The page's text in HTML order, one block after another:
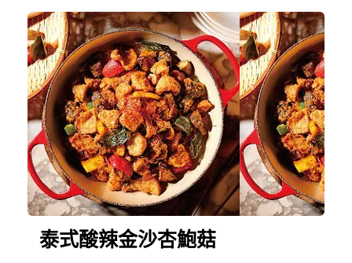
泰式酸辣金沙杏鮑菇